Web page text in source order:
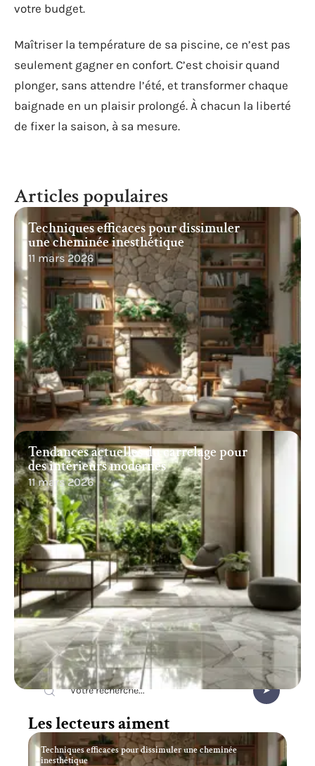
votre budget.
Maîtriser la température de sa piscine, ce n’est pas
seulement gagner en confort. C’est choisir quand
plonger, sans attendre l’été, et transformer chaque
baignade en un plaisir prolongé. À chacun la liberté
de fixer la saison, à sa mesure.
Articles populaires
Techniques efficaces pour dissimuler
une cheminée inesthétique
11 mars 2026
Tendances actuelles du carrelage pour
des intérieurs modernes
11 mars 2026
Recherche
Les lecteurs aiment
Techniques efficaces pour dissimuler une cheminée
inesthétique